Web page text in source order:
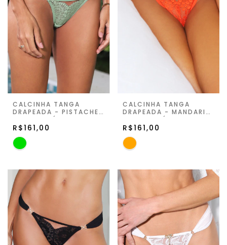
CALCINHA TANGA
DRAPEADA - PISTACHE
- VIVA LIGÚRIA
R$161,00
CALCINHA TANGA
DRAPEADA - MANDARIM
- VIVA LIGÚRIA
R$161,00